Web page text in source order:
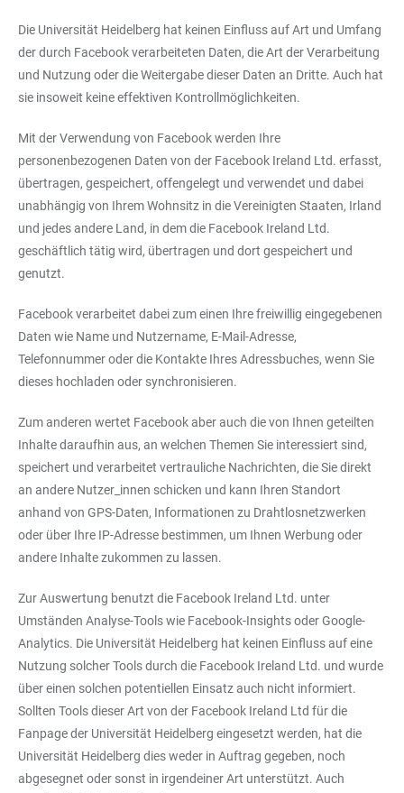
Die Universität Heidelberg hat keinen Einfluss auf Art und Umfang
der durch Facebook verarbeiteten Daten, die Art der Verarbeitung
und Nutzung oder die Weitergabe dieser Daten an Dritte. Auch hat
sie insoweit keine effektiven Kontrollmöglichkeiten.
Mit der Verwendung von Facebook werden Ihre
personenbezogenen Daten von der Facebook Ireland Ltd. erfasst,
übertragen, gespeichert, offengelegt und verwendet und dabei
unabhängig von Ihrem Wohnsitz in die Vereinigten Staaten, Irland
und jedes andere Land, in dem die Facebook Ireland Ltd.
geschäftlich tätig wird, übertragen und dort gespeichert und
genutzt.
Facebook verarbeitet dabei zum einen Ihre freiwillig eingegebenen
Daten wie Name und Nutzername, E-Mail-Adresse,
Telefonnummer oder die Kontakte Ihres Adressbuches, wenn Sie
dieses hochladen oder synchronisieren.
Zum anderen wertet Facebook aber auch die von Ihnen geteilten
Inhalte daraufhin aus, an welchen Themen Sie interessiert sind,
speichert und verarbeitet vertrauliche Nachrichten, die Sie direkt
an andere Nutzer_innen schicken und kann Ihren Standort
anhand von GPS-Daten, Informationen zu Drahtlosnetzwerken
oder über Ihre IP-Adresse bestimmen, um Ihnen Werbung oder
andere Inhalte zukommen zu lassen.
Zur Auswertung benutzt die Facebook Ireland Ltd. unter
Umständen Analyse-Tools wie Facebook-Insights oder Google-
Analytics. Die Universität Heidelberg hat keinen Einfluss auf eine
Nutzung solcher Tools durch die Facebook Ireland Ltd. und wurde
über einen solchen potentiellen Einsatz auch nicht informiert.
Sollten Tools dieser Art von der Facebook Ireland Ltd für die
Fanpage der Universität Heidelberg eingesetzt werden, hat die
Universität Heidelberg dies weder in Auftrag gegeben, noch
abgesegnet oder sonst in irgendeiner Art unterstützt. Auch